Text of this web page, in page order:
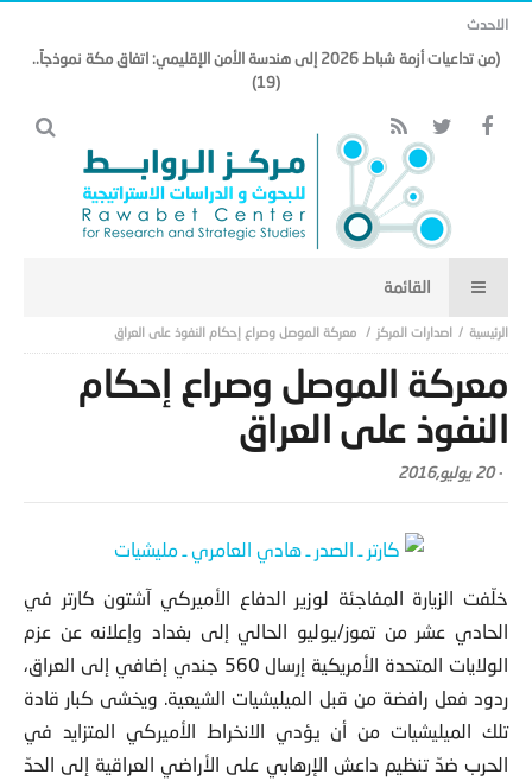
الاحدث
(من تداعيات أزمة شباط 2026 إلى هندسة الأمن الإقليمي: اتفاق مكة نموذجاً..
(19)
اصدارات المركز معركة الموصل وصراع إحكام النفوذ على العراق
معركة الموصل وصراع إحكام
النفوذ على العراق
-20 يوليو,2016
خلّفت الزيارة المفاجئة لوزير الدفاع الأميركي آشتون كارتر في
الحادي عشر من تموز/يوليو الحالي إلى بغداد وإعلانه عن عزم
الولايات المتحدة الأمريكية إرسال 560 جندي إضافي إلى العراق،
ردود فعل رافضة من قبل الميليشيات الشيعية. ويخشى كبار قادة
تلك الميليشيات من أن يؤدي الانخراط الأميركي المتزايد في
الحرب ضدّ تنظيم داعش الإرهابي على الأراضي العراقية إلى الحدّ